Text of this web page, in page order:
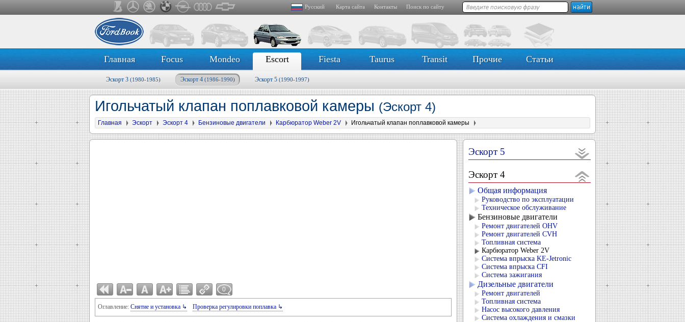
Русский Карта сайта Контакты Поиск по сайту
Главная Focus Mondeo Escort Fiesta Taurus Transit Прочие Статьи
Эскорт 3 (1980-1985) Эскорт 4 (1986-1990) Эскорт 5 (1990-1997)
Игольчатый клапан поплавковой камеры (Эскорт 4)
Главная Эскорт Эскорт 4 Бензиновые двигатели Карбюратор Weber 2V Игольчатый клапан поплавковой камеры
0
Оглавление: Снятие и установка ↳ Проверка регулировки поплавка ↳
Эскорт 5
Эскорт 4
Общая информация
Руководство по эксплуатации
Техническое обслуживание
Бензиновые двигатели
Ремонт двигателей OHV
Ремонт двигателей CVH
Топливная система
Карбюратор Weber 2V
Система впрыска KЕ-Jetronic
Система впрыска CFI
Система зажигания
Дизельные двигатели
Ремонт двигателей
Топливная система
Насос высокого давления
Система охлаждения и смазки